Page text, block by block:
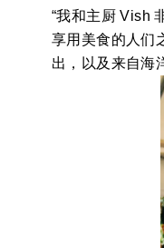
“我和主厨 Vish
享用美食的人们
出，以及来自海